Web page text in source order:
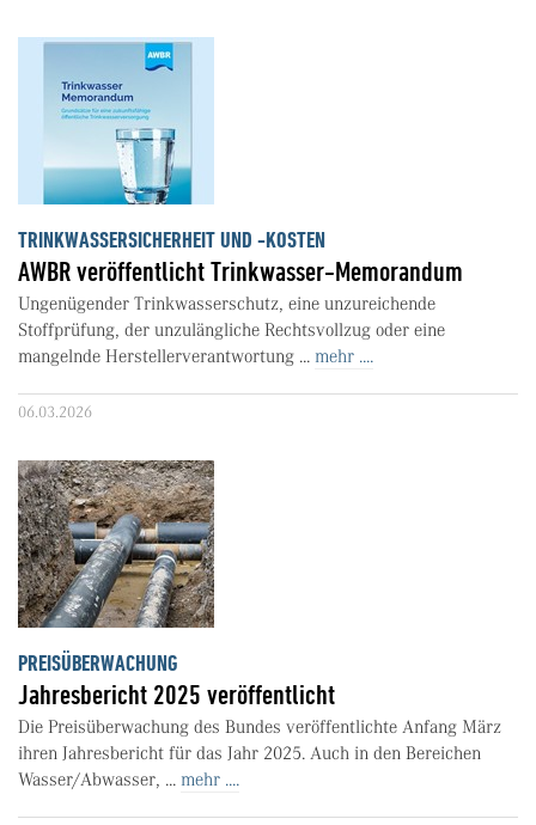
TRINKWASSERSICHERHEIT UND -KOSTEN
AWBR veröffentlicht Trinkwasser-Memorandum
Ungenügender Trinkwasserschutz, eine unzureichende
Stoffprüfung, der unzulängliche Rechtsvollzug oder eine
mangelnde Herstellerverantwortung ... mehr ....
06.03.2026
PREISÜBERWACHUNG
Jahresbericht 2025 veröffentlicht
Die Preisüberwachung des Bundes veröffentlichte Anfang März
ihren Jahresbericht für das Jahr 2025. Auch in den Bereichen
Wasser/Abwasser, ... mehr ....